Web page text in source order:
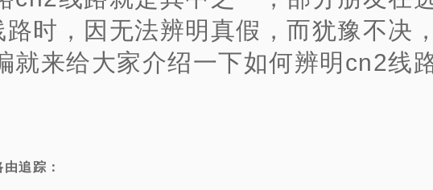
时，因无法辨明真假，而犹豫不决，
就来给大家介绍一下如何辨明cn2线
追踪：